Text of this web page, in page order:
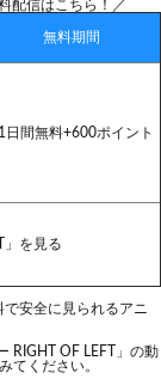
配信はこちら！／
無料期間
日間無料+600ポイント
」を見る
で安全に見られるアニ
RIGHT OF LEFT」の動
てください。